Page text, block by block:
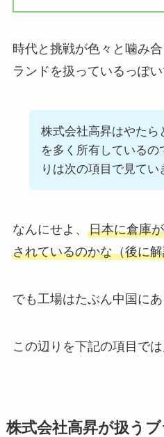
時代と挑戦が色々と噛み
ランドを扱っているっぽい
株式会社高昇はやたら
を多く所有しているの
りは次の項目で見てい
なんにせよ、 日本に倉庫
されているのかな（後に
でも工場はたぶん中国にあ
この辺りを下記の項目では
株式会社高昇が扱う